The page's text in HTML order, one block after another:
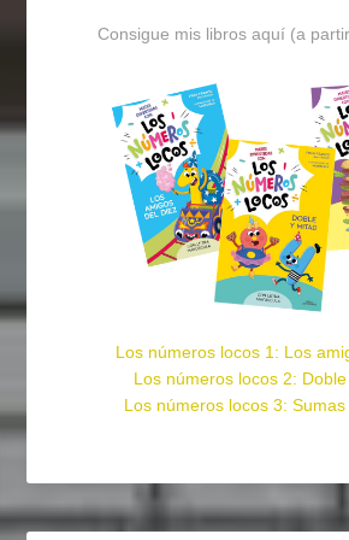
Consigue mis libros aquí (a
Los números locos 1: Los
Los números locos 2:
Los números locos 3: